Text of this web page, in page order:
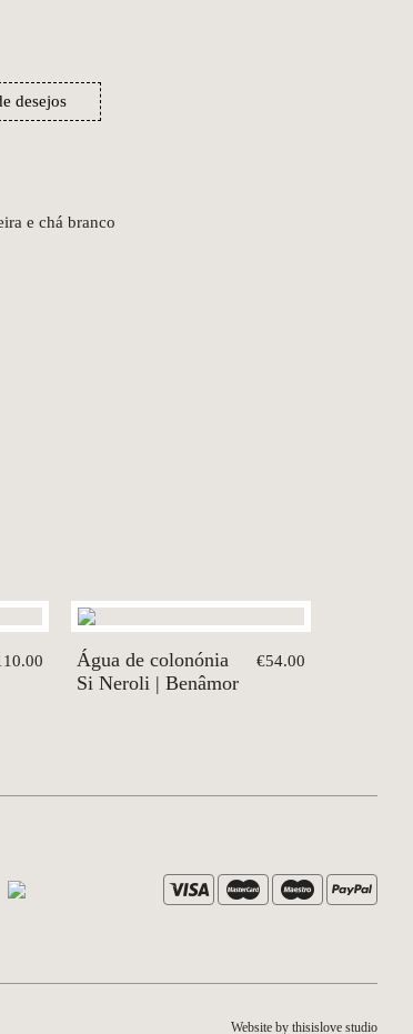
desejos
e chá branco
Água de colonónia
Si Neroli | Benâmor
€54.00
Website by thisislove studio